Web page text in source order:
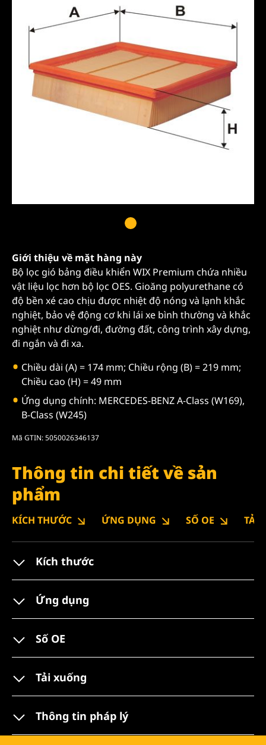
Giới thiệu về mặt hàng này
Bộ lọc gió bảng điều khiển WIX Premium chứa nhiều
vật liệu lọc hơn bộ lọc OES. Gioăng polyurethane có
độ bền xé cao chịu được nhiệt độ nóng và lạnh khắc
nghiệt, bảo vệ động cơ khi lái xe bình thường và khắc
nghiệt như dừng/đi, đường đất, công trình xây dựng,
đi ngắn và đi xa.
Chiều dài (A) = 174 mm; Chiều rộng (B) = 219 mm;
Chiều cao (H) = 49 mm
Ứng dụng chính: MERCEDES-BENZ A-Class (W169),
B-Class (W245)
Mã GTIN: 5050026346137
Thông tin chi tiết về sản
phẩm
KÍCH THƯỚC ỨNG DỤNG SỐ OE TẢI
Kích thước
Ứng dụng
Số OE
Tải xuống
Thông tin pháp lý